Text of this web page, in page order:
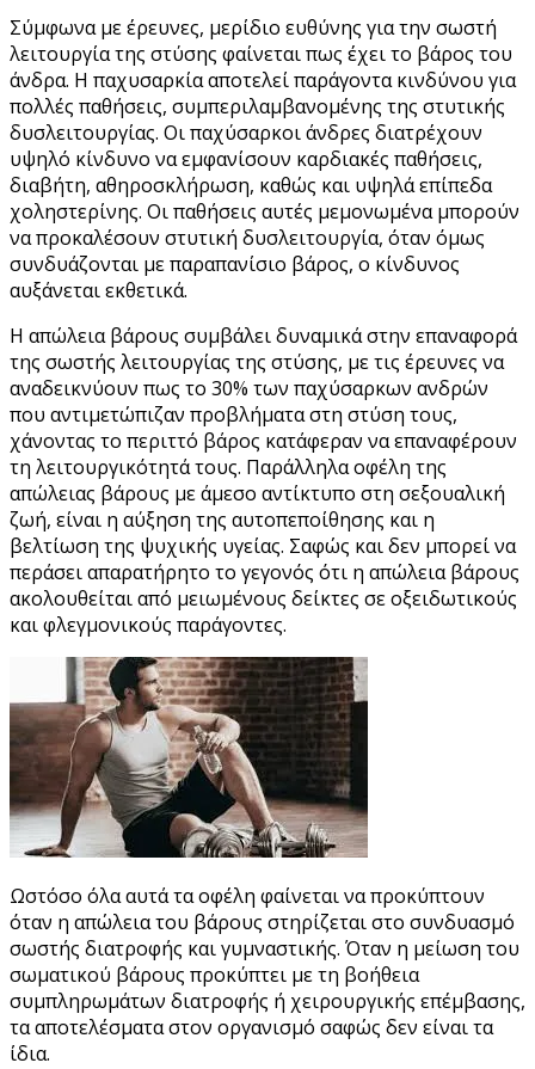
Σύμφωνα με έρευνες, μερίδιο ευθύνης για την σωστή
λειτουργία της στύσης φαίνεται πως έχει το βάρος του
άνδρα. Η παχυσαρκία αποτελεί παράγοντα κινδύνου για
πολλές παθήσεις, συμπεριλαμβανομένης της στυτικής
δυσλειτουργίας. Οι παχύσαρκοι άνδρες διατρέχουν
υψηλό κίνδυνο να εμφανίσουν καρδιακές παθήσεις,
διαβήτη, αθηροσκλήρωση, καθώς και υψηλά επίπεδα
χοληστερίνης. Οι παθήσεις αυτές μεμονωμένα μπορούν
να προκαλέσουν στυτική δυσλειτουργία, όταν όμως
συνδυάζονται με παραπανίσιο βάρος, ο κίνδυνος
αυξάνεται εκθετικά.
Η απώλεια βάρους συμβάλει δυναμικά στην επαναφορά
της σωστής λειτουργίας της στύσης, με τις έρευνες να
αναδεικνύουν πως το 30% των παχύσαρκων ανδρών
που αντιμετώπιζαν προβλήματα στη στύση τους,
χάνοντας το περιττό βάρος κατάφεραν να επαναφέρουν
τη λειτουργικότητά τους. Παράλληλα οφέλη της
απώλειας βάρους με άμεσο αντίκτυπο στη σεξουαλική
ζωή, είναι η αύξηση της αυτοπεποίθησης και η
βελτίωση της ψυχικής υγείας. Σαφώς και δεν μπορεί να
περάσει απαρατήρητο το γεγονός ότι η απώλεια βάρους
ακολουθείται από μειωμένους δείκτες σε οξειδωτικούς
και φλεγμονικούς παράγοντες.
Ωστόσο όλα αυτά τα οφέλη φαίνεται να προκύπτουν
όταν η απώλεια του βάρους στηρίζεται στο συνδυασμό
σωστής διατροφής και γυμναστικής. Όταν η μείωση του
σωματικού βάρους προκύπτει με τη βοήθεια
συμπληρωμάτων διατροφής ή χειρουργικής επέμβασης,
τα αποτελέσματα στον οργανισμό σαφώς δεν είναι τα
ίδια.